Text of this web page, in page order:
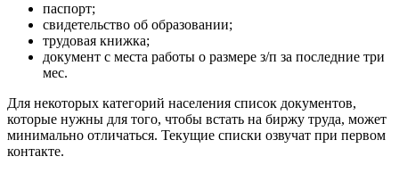
паспорт;
свидетельство об образовании;
трудовая книжка;
документ с места работы о размере з/п за последние три
мес.
Для некоторых категорий населения список документов,
которые нужны для того, чтобы встать на биржу труда, может
минимально отличаться. Текущие списки озвучат при первом
контакте.